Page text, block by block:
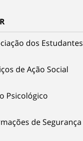
dos Estudantes
de Ação Social
Psicológico
de Segurança